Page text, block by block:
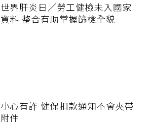
世界肝炎日／勞工健檢未入國家
資料 整合有助掌握篩檢全貌
小心有詐 健保扣款通知不會夾帶
附件